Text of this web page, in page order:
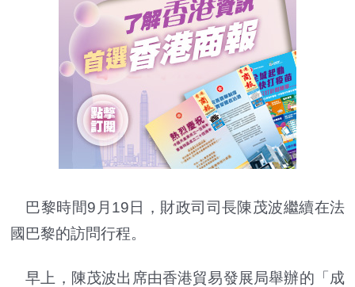
巴黎時間9月19日，財政司司長陳茂波繼續在法
國巴黎的訪問行程。
早上，陳茂波出席由香港貿易發展局舉辦的「成